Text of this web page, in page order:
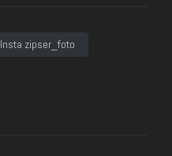
Insta zipser_foto